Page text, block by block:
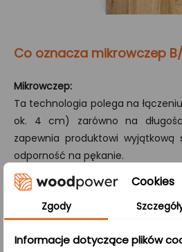
Co oznacza mikrowczep
Mikrowczep:
Ta technologia polega na
ok. 4 cm) zarówno na
zapewnia produktowi wyjątkową
odporność na pękanie.
B/B:
Obie strony blatu są
prezentują autentyczne sęki i
produktowi rustykalny,
Cookies
Zgody
Informacje dotyczące plików